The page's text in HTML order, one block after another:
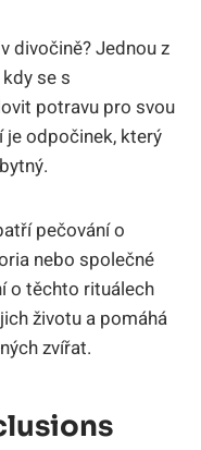
divočině? Jednou z
se s
potravu pro svou
odpočinek, který
pečování o
nebo společné
o těchto rituálech
životu a pomáhá
zvířat.